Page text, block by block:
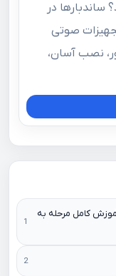
ساندبارها در
صوتی
نصب آسان،
کامل مرحله به